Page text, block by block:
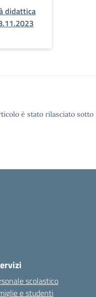
didattica
è stato rilasciato
scolastico
e studenti